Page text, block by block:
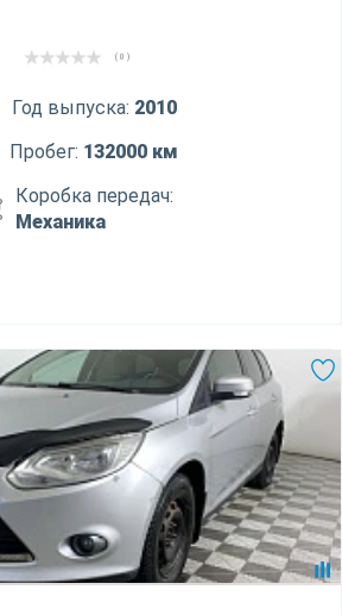
( 0 )
Год выпуска: 2010
Пробег: 132000 км
Коробка передач:
Механика